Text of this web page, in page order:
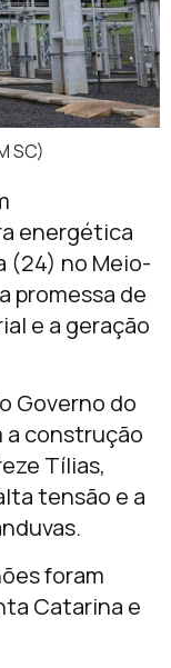
SC)
energética
(24) no Meio-
promessa de
e a geração
Governo do
a construção
Tílias,
tensão e a
foram
Catarina e